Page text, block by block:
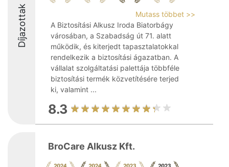
Díjazottak
Mutass többet >>
A Biztosítási Alkusz Iroda Biatorbágy
városában, a Szabadság út 71. alatt
működik, és kiterjedt tapasztalatokkal
rendelkezik a biztosítási ágazatban. A
vállalat szolgáltatási palettája többféle
biztosítási termék közvetítésére terjed
ki, valamint ...
8.3
BroCare Alkusz Kft.